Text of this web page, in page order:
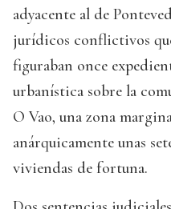
adyacente al de
jurídicos conflictivos
figuraban once
urbanística sobre la
O Vao, una zona
anárquicamente unas
viviendas de fortuna.